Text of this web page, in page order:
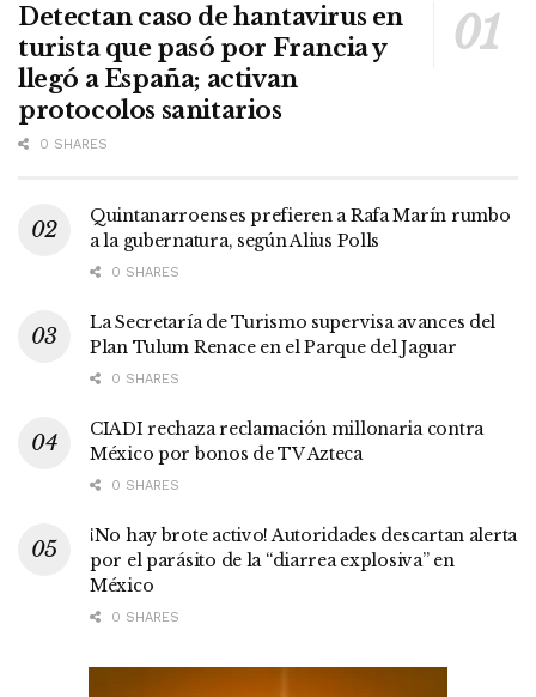
Detectan caso de hantavirus en
turista que pasó por Francia y
llegó a España; activan
protocolos sanitarios
0 SHARES
Quintanarroenses prefieren a Rafa Marín rumbo
a la gubernatura, según Alius Polls
0 SHARES
La Secretaría de Turismo supervisa avances del
Plan Tulum Renace en el Parque del Jaguar
0 SHARES
CIADI rechaza reclamación millonaria contra
México por bonos de TV Azteca
0 SHARES
¡No hay brote activo! Autoridades descartan alerta
por el parásito de la “diarrea explosiva” en
México
0 SHARES